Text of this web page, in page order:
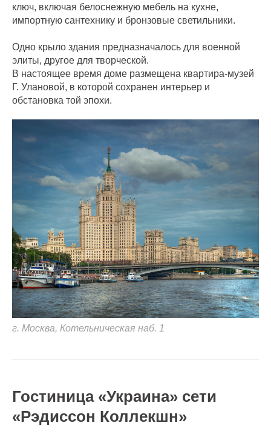
ключ, включая белоснежную мебель на кухне,
импортную сантехнику и бронзовые светильники.
Одно крыло здания предназначалось для военной
элиты, другое для творческой.
В настоящее время доме размещена квартира-музей
Г. Улановой, в которой сохранен интерьер и
обстановка той эпохи.
г. Москва, Котельническая наб. 1
Гостиница «Украина» сети
«Рэдиссон Коллекшн»